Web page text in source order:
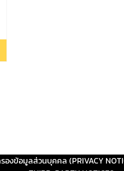
องข้อมูลส่วนบุคคล (PRIVACY